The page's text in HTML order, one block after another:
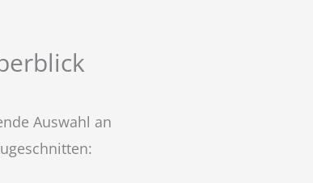
Auswahl an